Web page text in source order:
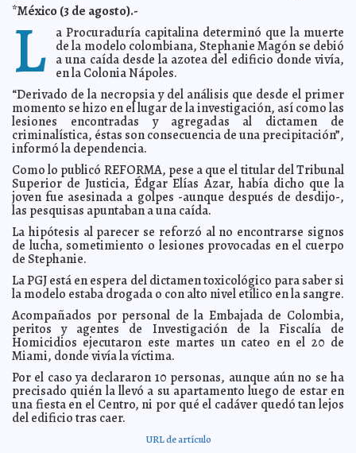
Infante
2016-08-04 12:03:52 Prefiere destruir un automóvil pero no sacrificar al gato
Eduardo Ignacio Ramos Pérez
2016-08-04 12:00:11 Asesinan a novia de sicario de El Chapo
Jorge Armando
León Borges
2016-08-04 11:58:46 Fue por las cervezas y lo atropellaron Claudia Sofía Gómez
Infante
2016-08-04 11:56:49 Proceso migratorio de Melania Trump es cuestionado
Claudia Sofía Gómez Infante
ONU pide rechazar ley antiaborto
Pérez
2016-08-04 11:50:55 Extraña enfermedad mata a 30 niños en Birmania Jorge
Armando León Borges
Piden calma en Londres tras ataque
Sánchez
2016-08-04 11:39:34 Michelle Obama felicita a su esposo
Eduardo Ignacio Ramos
Pérez
2016-08-04 11:35:18 ¿Dónde puedo ver los Juegos Olímpicos? Eduardo
Ignacio Ramos Pérez
2016-08-04 11:30:17 TRI Olímpico, lejos de las apuestas Eduardo Ignacio Ramos
Pérez
2016-08-04 11:22:27 Daños menores en Chetumal por huracán Earl
Armando León Borges
2016-08-04 11:19:51 Cinemex no proyectará el Escuadrón Suicida Eduardo
Ignacio Ramos Pérez
2016-08-04 11:17:21 Maite Perroni no quiere comparaciones
León Borges
Plataformas petroleras siguen trabajando a pesar de
*México (3 de agosto).-
L a Procuraduría capitalina determinó que la muerte
de la modelo colombiana, Stephanie Magón se debió
a una caída desde la azotea del edificio donde vivía,
en la Colonia Nápoles.
“Derivado de la necropsia y del análisis que desde el primer
momento se hizo en el lugar de la investigación, así como las
lesiones encontradas y agregadas al dictamen de
criminalística, éstas son consecuencia de una precipitación”,
informó la dependencia.
Como lo publicó REFORMA, pese a que el titular del Tribunal
Superior de Justicia, Édgar Elías Azar, había dicho que la
joven fue asesinada a golpes -aunque después de desdijo-,
las pesquisas apuntaban a una caída.
La hipótesis al parecer se reforzó al no encontrarse signos
de lucha, sometimiento o lesiones provocadas en el cuerpo
de Stephanie.
La PGJ está en espera del dictamen toxicológico para saber si
la modelo estaba drogada o con alto nivel etílico en la sangre.
Acompañados por personal de la Embajada de Colombia,
peritos y agentes de Investigación de la Fiscalía de
Homicidios ejecutaron este martes un cateo en el 20 de
Miami, donde vivía la víctima.
Por el caso ya declararon 10 personas, aunque aún no se ha
precisado quién la llevó a su apartamento luego de estar en
una fiesta en el Centro, ni por qué el cadáver quedó tan lejos
del edificio tras caer.
URL de artículo